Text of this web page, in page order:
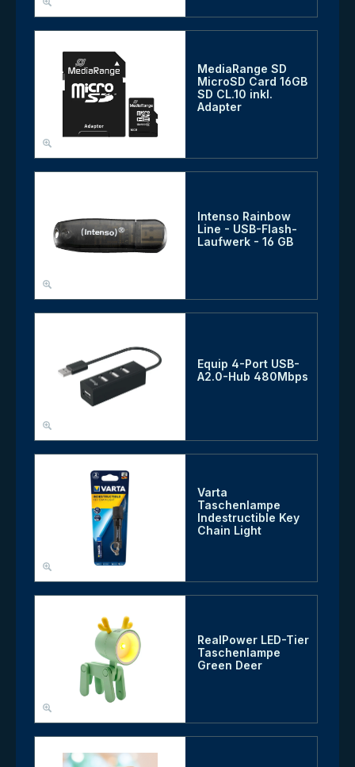
MediaRange SD
MicroSD Card 16GB
SD CL.10 inkl.
Adapter
Intenso Rainbow
Line - USB-Flash-
Laufwerk - 16 GB
Equip 4-Port USB-
A2.0-Hub 480Mbps
Varta
Taschenlampe
Indestructible Key
Chain Light
RealPower LED-Tier
Taschenlampe
Green Deer